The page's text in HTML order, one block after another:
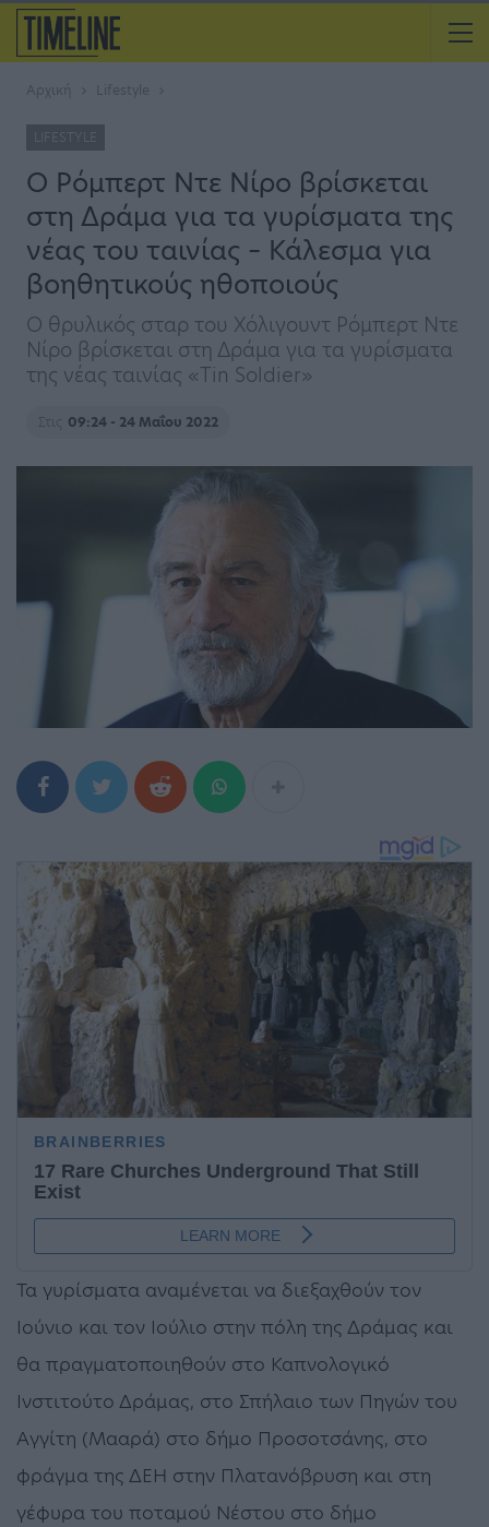
Αρχική Lifestyle
LIFESTYLE
Ο Ρόμπερτ Ντε Νίρο βρίσκεται
στη Δράμα για τα γυρίσματα της
νέας του ταινίας – Κάλεσμα για
βοηθητικούς ηθοποιούς
Ο θρυλικός σταρ του Χόλιγουντ Ρόμπερτ Ντε
Νίρο βρίσκεται στη Δράμα για τα γυρίσματα
της νέας ταινίας «Tin Soldier»
Στις 09:24 - 24 Μαΐου 2022
Τα γυρίσματα αναμένεται να διεξαχθούν τον
Ιούνιο και τον Ιούλιο στην πόλη της Δράμας και
θα πραγματοποιηθούν στο Καπνολογικό
Ινστιτούτο Δράμας, στο Σπήλαιο των Πηγών του
Αγγίτη (Μααρά) στο δήμο Προσοτσάνης, στο
φράγμα της ΔΕΗ στην Πλατανόβρυση και στη
γέφυρα του ποταμού Νέστου στο δήμο